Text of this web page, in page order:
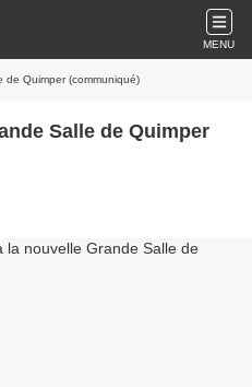
MENU
Quimper (communiqué)
Salle de Quimper